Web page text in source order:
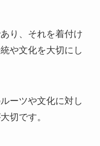
り、それを着付け
や文化を大切にし
ーツや文化に対し
切です。